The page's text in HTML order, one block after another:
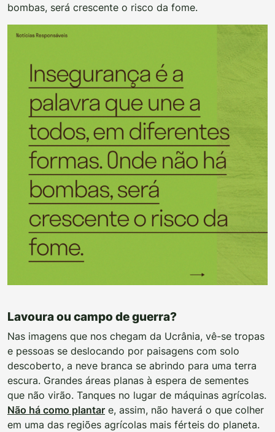
bombas, será crescente o risco da fome.
Lavoura ou campo de guerra?
Nas imagens que nos chegam da Ucrânia, vê-se tropas
e pessoas se deslocando por paisagens com solo
descoberto, a neve branca se abrindo para uma terra
escura. Grandes áreas planas à espera de sementes
que não virão. Tanques no lugar de máquinas agrícolas.
Não há como plantar e, assim, não haverá o que colher
em uma das regiões agrícolas mais férteis do planeta.